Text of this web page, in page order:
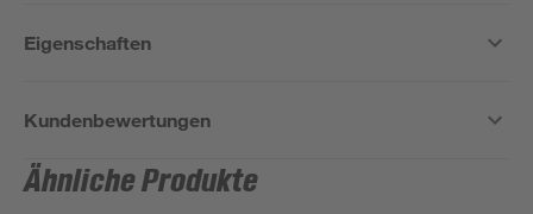
Eigenschaften
Kundenbewertungen
Ähnliche Produkte